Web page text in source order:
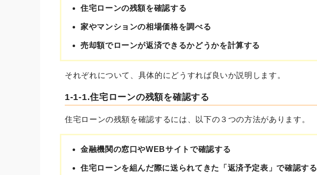
住宅ローンの残額を確認する
家やマンションの相場価格を調べる
売却額でローンが返済できるかどうかを計算する
それぞれについて、具体的にどうすれば良いか説明します。
1-1-1.住宅ローンの残額を確認する
住宅ローンの残額を確認するには、以下の３つの方法があります。
金融機関の窓口やWEBサイトで確認する
住宅ローンを組んだ際に送られてきた「返済予定表」で確認する